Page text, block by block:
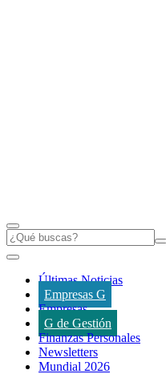
Últimas Noticias
Empresas G
Empresas
G de Gestión
Finanzas Personales
Newsletters
Mundial 2026